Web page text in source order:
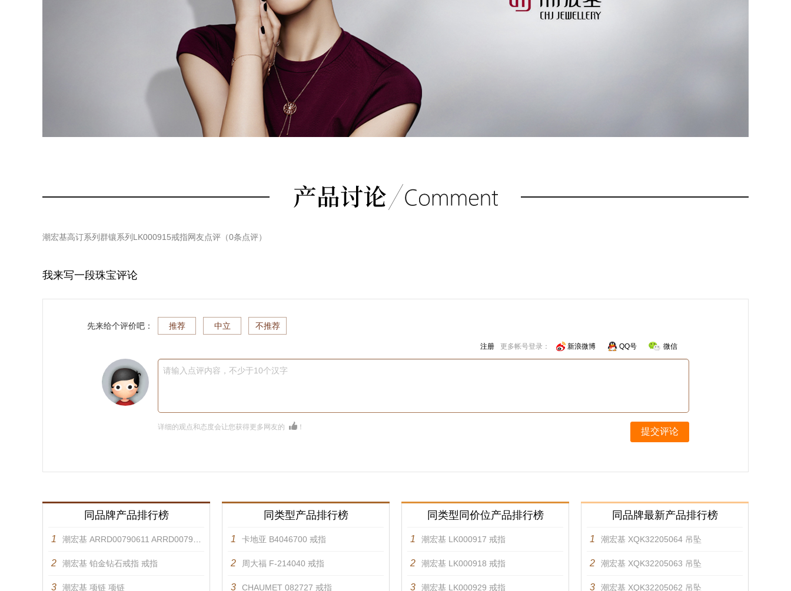
潮宏基高订系列群镶系列LK000915戒指网友点评（0条点评）
我来写一段珠宝评论
先来给个评价吧： 推荐 中立 不推荐
注册 更多帐号登录： 新浪微博 QQ号 微信
请输入点评内容，不少于10个汉字
详细的观点和态度会让您获得更多网友的 ！ 提交评论
同品牌产品排行榜
1 潮宏基 ARRD00790611 ARRD00790621 戒指
2 潮宏基 铂金钻石戒指 戒指
3 潮宏基 项链 项链
同类型产品排行榜
1 卡地亚 B4046700 戒指
2 周大福 F-214040 戒指
3 CHAUMET 082727 戒指
同类型同价位产品排行榜
1 潮宏基 LK000917 戒指
2 潮宏基 LK000918 戒指
3 潮宏基 LK000929 戒指
同品牌最新产品排行榜
1 潮宏基 XQK32205064 吊坠
2 潮宏基 XQK32205063 吊坠
3 潮宏基 XQK32205062 吊坠